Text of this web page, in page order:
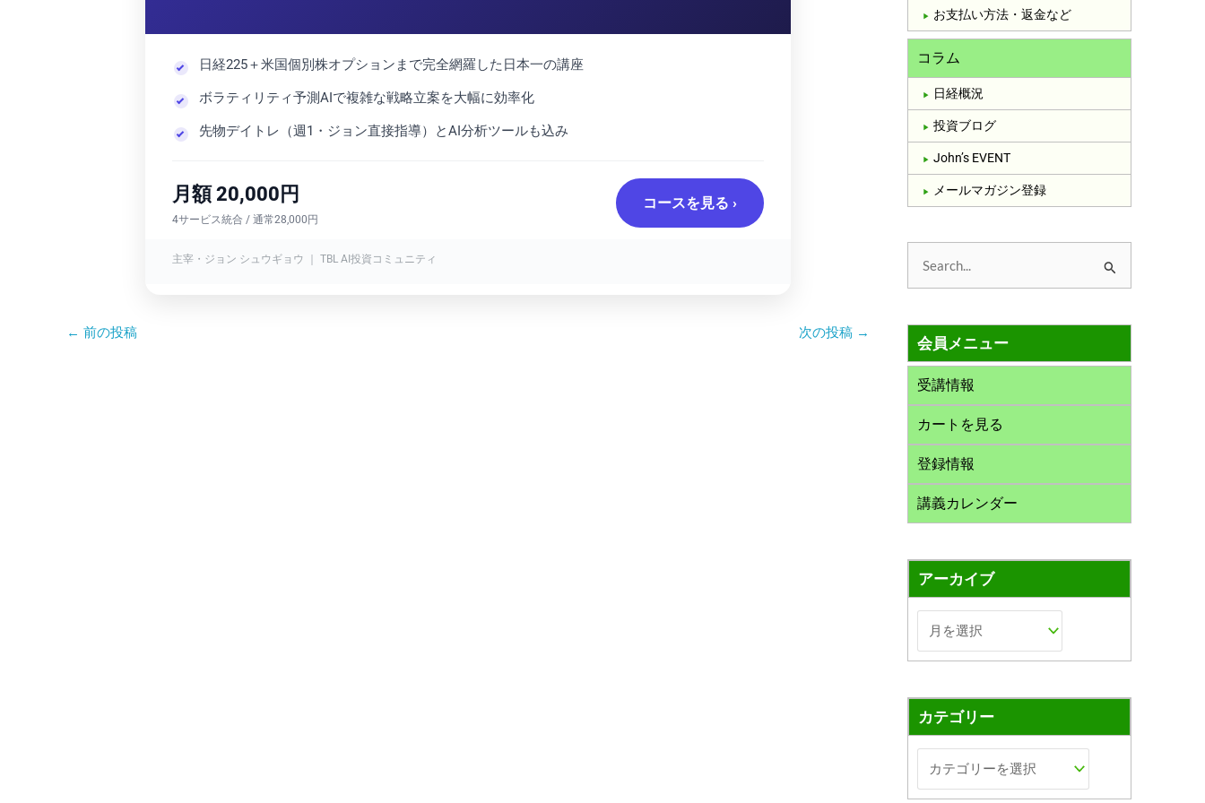
日経225＋米国個別株オプションまで完全網羅した日本一の講座
ボラティリティ予測AIで複雑な戦略立案を大幅に効率化
先物デイトレ（週1・ジョン直接指導）とAI分析ツールも込み
月額 20,000円
4サービス統合 / 通常28,000円
コースを見る ›
主宰・ジョン シュウギョウ ｜ TBL AI投資コミュニティ
← 前の投稿 次の投稿 →
お支払い方法・返金など
コラム
日経概況
投資ブログ
John’s EVENT
メールマガジン登録
対
象会員メニュー
受講情報
カートを見る
登録情報
講義カレンダー
アーカイブ
カテゴリー